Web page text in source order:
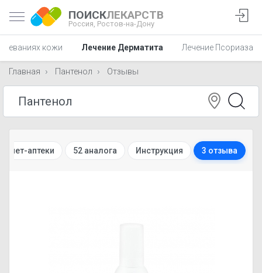
ПОИСКЛЕКАРСТВ
Россия, Ростов-на-Дону
кожи Лечение Дерматита Лечение Псориаза
Главная Пантенол Отзывы
аптеки 52 аналога Инструкция 3 отзыва